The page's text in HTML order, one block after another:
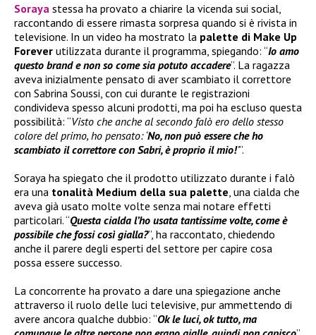
Soraya stessa ha provato a chiarire la vicenda sui social,
raccontando di essere rimasta sorpresa quando si è rivista in
televisione. In un video ha mostrato la palette di Make Up
Forever utilizzata durante il programma, spiegando: “Io amo
questo brand e non so come sia potuto accadere”. La ragazza
aveva inizialmente pensato di aver scambiato il correttore
con Sabrina Soussi, con cui durante le registrazioni
condivideva spesso alcuni prodotti, ma poi ha escluso questa
possibilità: “Visto che anche al secondo falò ero dello stesso
colore del primo, ho pensato: ‘No, non può essere che ho
scambiato il correttore con Sabri, è proprio il mio!’”.
Soraya ha spiegato che il prodotto utilizzato durante i falò
era una tonalità Medium della sua palette , una cialda che
aveva già usato molte volte senza mai notare effetti
particolari. “Questa cialda l’ho usata tantissime volte, come è
possibile che fossi così gialla?”, ha raccontato, chiedendo
anche il parere degli esperti del settore per capire cosa
possa essere successo.
La concorrente ha provato a dare una spiegazione anche
attraverso il ruolo delle luci televisive, pur ammettendo di
avere ancora qualche dubbio: “Ok le luci, ok tutto, ma